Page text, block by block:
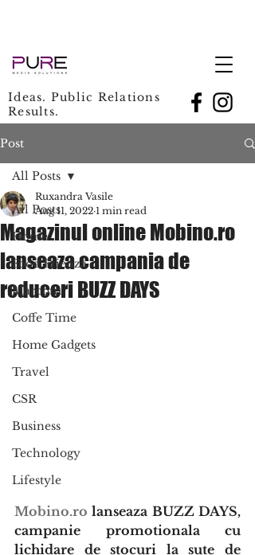
Ideas. Public Relations
Results.
Post
All Posts
Home
Food Frienza
Marcom
Coffe Time
Home Gadgets
Travel
CSR
Business
Technology
Lifestyle
All Posts
Magazinul online Mobino.ro
lanseaza campania de
reduceri BUZZ DAYS
Ruxandra Vasile
Aug 11, 2022 1 min read
Mobino.ro lanseaza BUZZ DAYS,
campanie promotionala cu
lichidare de stocuri la sute de